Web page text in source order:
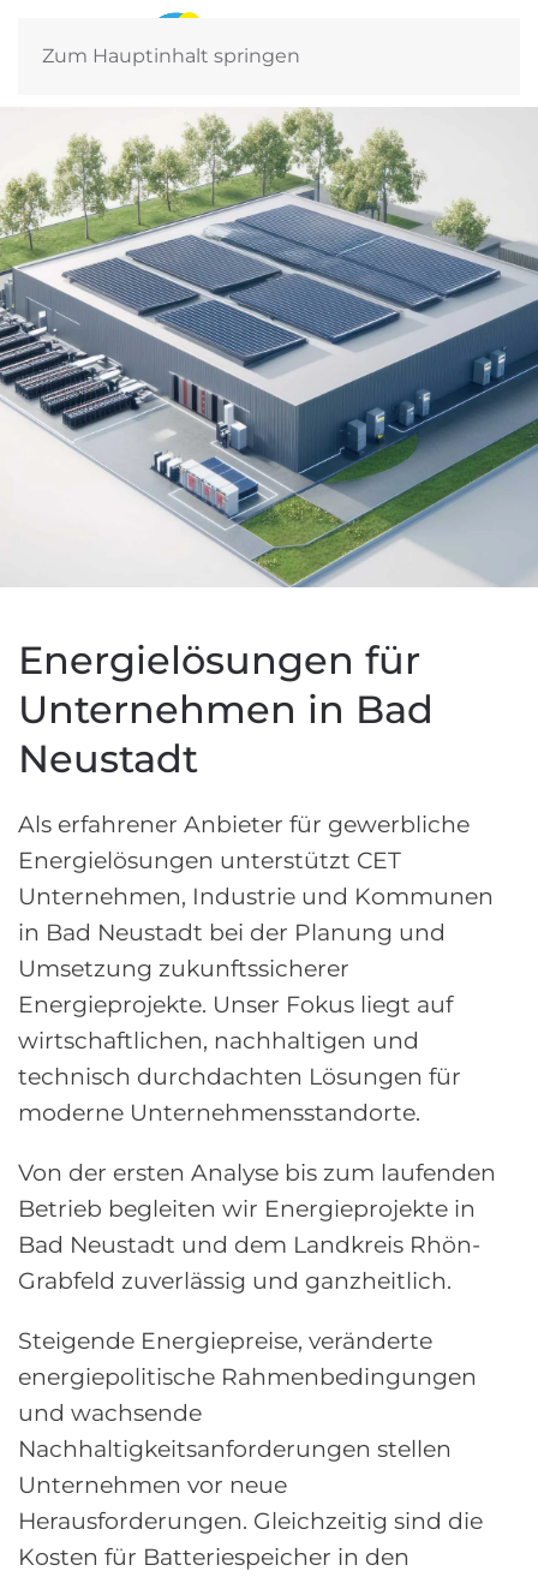
Zum Hauptinhalt springen
Energielösungen für
Unternehmen in Bad
Neustadt
Als erfahrener Anbieter für gewerbliche
Energielösungen unterstützt CET
Unternehmen, Industrie und Kommunen
in Bad Neustadt bei der Planung und
Umsetzung zukunftssicherer
Energieprojekte. Unser Fokus liegt auf
wirtschaftlichen, nachhaltigen und
technisch durchdachten Lösungen für
moderne Unternehmensstandorte.
Von der ersten Analyse bis zum laufenden
Betrieb begleiten wir Energieprojekte in
Bad Neustadt und dem Landkreis Rhön-
Grabfeld zuverlässig und ganzheitlich.
Steigende Energiepreise, veränderte
energiepolitische Rahmenbedingungen
und wachsende
Nachhaltigkeitsanforderungen stellen
Unternehmen vor neue
Herausforderungen. Gleichzeitig sind die
Kosten für Batteriespeicher in den